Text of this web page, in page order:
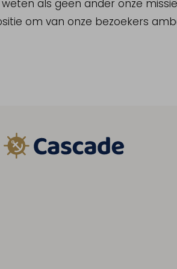
als geen ander onze
om van onze bezoekers